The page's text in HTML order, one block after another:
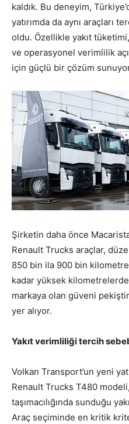
kaldık. Bu deneyim,
yatırımda da aynı araçları
oldu. Özellikle yakıt
ve operasyonel verimlilik
için güçlü bir çözüm
Şirketin daha önce
Renault Trucks araçlar,
850 bin ila 900 bin
kadar yüksek
markaya olan güveni
yer alıyor.
Yakıt verimliliği tercih
Volkan Transport’un yeni
Renault Trucks T480
taşımacılığında sunduğu
Araç seçiminde en kritik